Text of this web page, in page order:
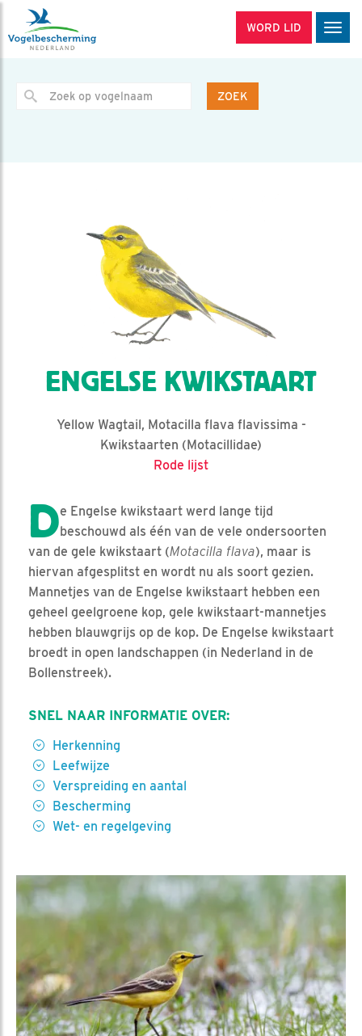
WORD LID
ZOEK
ENGELSE KWIKSTAART
Yellow Wagtail, Motacilla flava flavissima -
Kwikstaarten (Motacillidae)
Rode lijst
De Engelse kwikstaart werd lange tijd
beschouwd als één van de vele ondersoorten
van de gele kwikstaart (Motacilla flava), maar is
hiervan afgesplitst en wordt nu als soort gezien.
Mannetjes van de Engelse kwikstaart hebben een
geheel geelgroene kop, gele kwikstaart-mannetjes
hebben blauwgrijs op de kop. De Engelse kwikstaart
broedt in open landschappen (in Nederland in de
Bollenstreek).
SNEL NAAR INFORMATIE OVER:
Herkenning
Leefwijze
Verspreiding en aantal
Bescherming
Wet- en regelgeving